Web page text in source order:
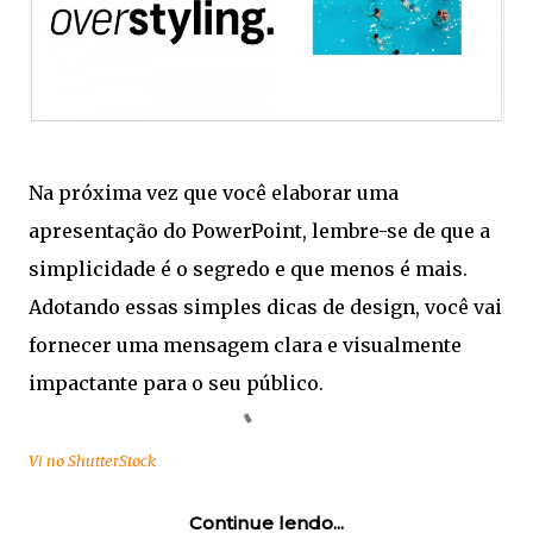
Na próxima vez que você elaborar uma
apresentação do PowerPoint, lembre-se de que a
simplicidade é o segredo e que menos é mais.
Adotando essas simples dicas de design, você vai
fornecer uma mensagem clara e visualmente
impactante para o seu público.
Vi no ShutterStock
Continue lendo...